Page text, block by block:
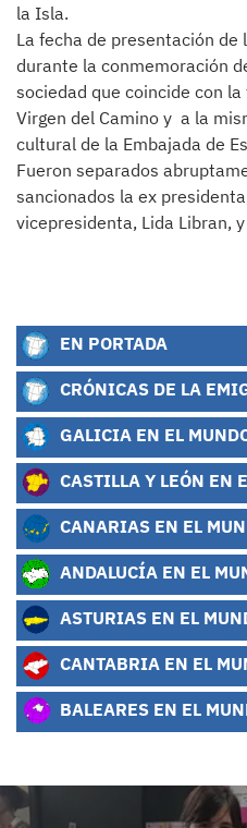
la Isla.
La fecha de presentación
durante la conmemoración
sociedad que coincide con
Virgen del Camino y a la
cultural de la Embajada de
Fueron separados
sancionados la ex
vicepresidenta, Lida Libran,
EN PORTADA
CRÓNICAS DE LA
GALICIA EN EL
CASTILLA Y LEÓN EN
CANARIAS EN EL
ANDALUCÍA EN EL
ASTURIAS EN EL
CANTABRIA EN EL
BALEARES EN EL